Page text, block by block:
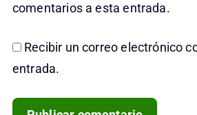
comentarios a esta entrada.
Recibir un correo electrónico
entrada.